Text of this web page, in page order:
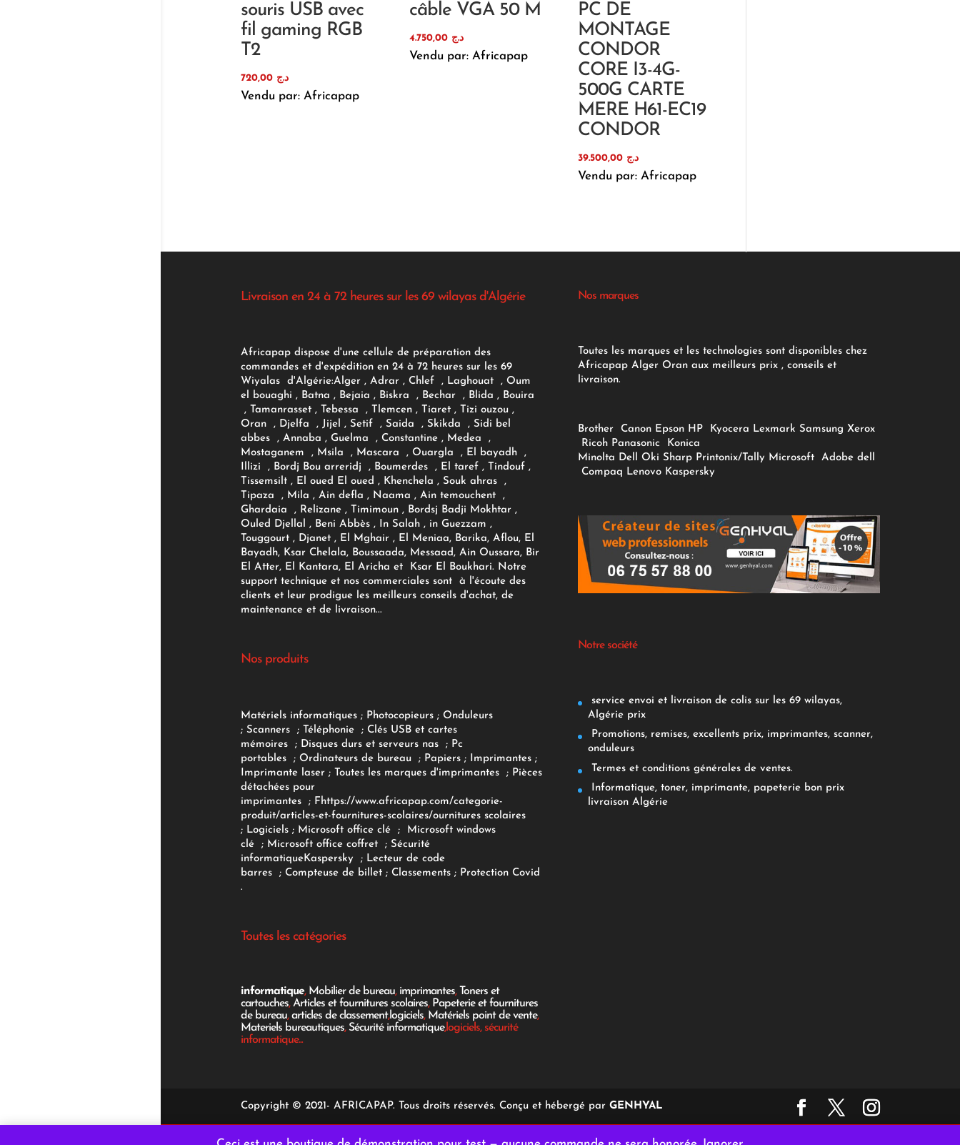
souris USB avec
fil gaming RGB
T2
د.ج 720,00
Vendu par: Africapap
câble VGA 50 M
د.ج 4.750,00
Vendu par: Africapap
PC DE
MONTAGE
CONDOR
CORE I3-4G-
500G CARTE
MERE H61-EC19
CONDOR
د.ج
Vendu par: Africapap
Livraison en 24 à 72 heures sur les 69 wilayas d'Algérie
Africapap dispose d'une cellule de préparation des
commandes et d'expédition en 24 à 72 heures sur les 69
Wiyalas d'Algérie:Alger , Adrar, Chlef , Laghouat , Oum
el bouaghi , Batna , Bejaia , Biskra , Bechar , Blida , Bouira
, Tamanrasset , Tebessa , Tlemcen , Tiaret , Tizi ouzou ,
Oran , Djelfa , Jijel , Setif , Saida , Skikda , Sidi bel
abbes , Annaba , Guelma , Constantine , Medea ,
Mostaganem , Msila , Mascara , Ouargla , El bayadh ,
Illizi , Bordj Bou arreridj , Boumerdes , El taref , Tindouf ,
Tissemsilt , El oued El oued , Khenchela , Souk ahras ,
Tipaza , Mila , Ain defla , Naama , Ain temouchent ,
Ghardaia , Relizane , Timimoun , Bordsj Badji Mokhtar ,
Ouled Djellal , Beni Abbès , In Salah , in Guezzam ,
Touggourt , Djanet , El Mghair , El Meniaa, Barika, Aflou, El
Bayadh, Ksar Chelala, Boussaada, Messaad, Ain Oussara, Bir
El Atter, El Kantara, El Aricha et Ksar El Boukhari. Notre
support technique et nos commerciales sont à l'écoute des
clients et leur prodigue les meilleurs conseils d'achat, de
maintenance et de livraison...
Nos produits
Matériels informatiques; Photocopieurs; Onduleurs
; Scanners ; Téléphonie ; Clés USB et cartes
mémoires
; Disques durs et serveurs nas ; Pc
portables
; Ordinateurs de bureau ; Papiers; Imprimantes;
Imprimante laser; Toutes les marques d'imprimantes ; Pièces
détachées pour
imprimantes
; F https://www.africapap.com/categorie-
produit/articles-et-fournitures-scolaires/ournitures scolaires
; Logiciels ; Microsoft office clé ;
Microsoft windows
clé; Microsoft office coffret ; Sécurité
informatiqueKaspersky ; Lecteur de code
barres
; Compteuse de billet; Classements ; Protection Covid
.
Toutes les catégories
informatique, Mobilier de bureau, imprimantes, Toners et
cartouches,Articles et fournitures scolaires, Papeterie et fournitures
de bureau,articles de classement,logiciels, Matériels point de vente,
Materiels bureautiques, Sécurité informatique,logiciels, sécurité
informatique...
Nos marques
Toutes les marques et les technologies sont disponibles chez
Africapap Alger Oran aux meilleurs prix , conseils et
livraison.
Brother Canon Epson HP Kyocera Lexmark Samsung Xerox
Ricoh Panasonic
Konica
Minolta Dell Oki Sharp Printonix/Tally Microsoft Adobe dell
Compaq Lenovo Kaspersky
Notre société
service envoi et livraison de colis sur les 69 wilayas,
Algérie prix
Promotions, remises, excellents prix, imprimantes, scanner,
onduleurs
Termes et conditions générales de ventes.
Informatique, toner, imprimante, papeterie bon prix
livraison Algérie
Copyright © 2021- AFRICAPAP. Tous droits réservés. Conçu et hébergé par GENHYAL